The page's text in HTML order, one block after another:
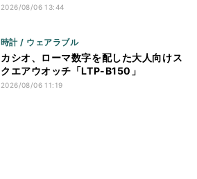
2026/08/06 13:44
時計 / ウェアラブル
カシオ、ローマ数字を配した大人向けス
クエアウオッチ「LTP-B150」
2026/08/06 11:19